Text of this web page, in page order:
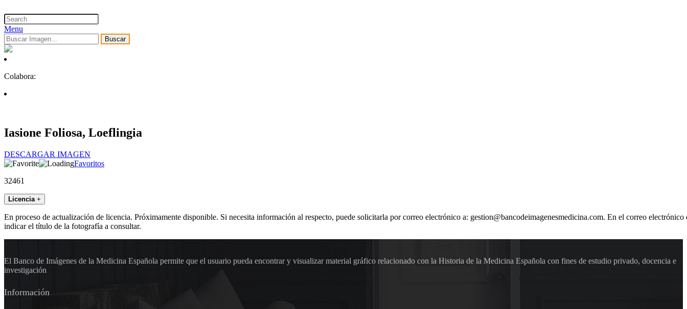
Menu
Buscar
Colabora:
Iasione Foliosa, Loeflingia
DESCARGAR IMAGEN
Favoritos
32461
Licencia +
En proceso de actualización de licencia. Próximamente disponible. Si necesita información al respecto, puede solicitarla por correo electrónico a: gestion@bancodeimagenesmedicina.com. En el correo electrónico
indicar el título de la fotografía a consultar.
El Banco de Imágenes de la Medicina Española permite que el usuario pueda encontrar y visualizar material gráfico relacionado con la Historia de la Medicina Española con fines de estudio privado, docencia e
investigación
Información